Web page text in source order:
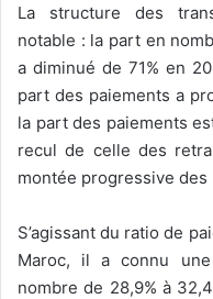
La structure des
notable : la part en
a diminué de 71% en
part des paiements a
la part des paiements
recul de celle des
montée progressive
S’agissant du ratio de
Maroc, il a connu
nombre de 28,9% à